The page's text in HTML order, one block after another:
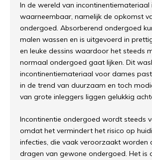
In de wereld van incontinentiemateriaal
waarneembaar, namelijk de opkomst
ondergoed. Absorberend ondergoed
malen wassen en is uitgevoerd in
en leuke dessins waardoor het steeds
normaal ondergoed gaat lijken. Dit
incontinentiemateriaal voor dames
in de trend van duurzaam en toch
van grote inleggers liggen gelukkig
Incontinentie ondergoed wordt steeds v
omdat het vermindert het risico op huid
infecties, die vaak veroorzaakt worden
dragen van gewone ondergoed. Het is